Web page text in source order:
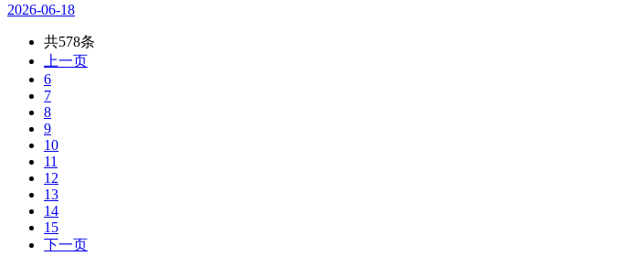
2026-06-18
共578条
上一页
6
7
8
9
10
11
12
13
14
15
下一页